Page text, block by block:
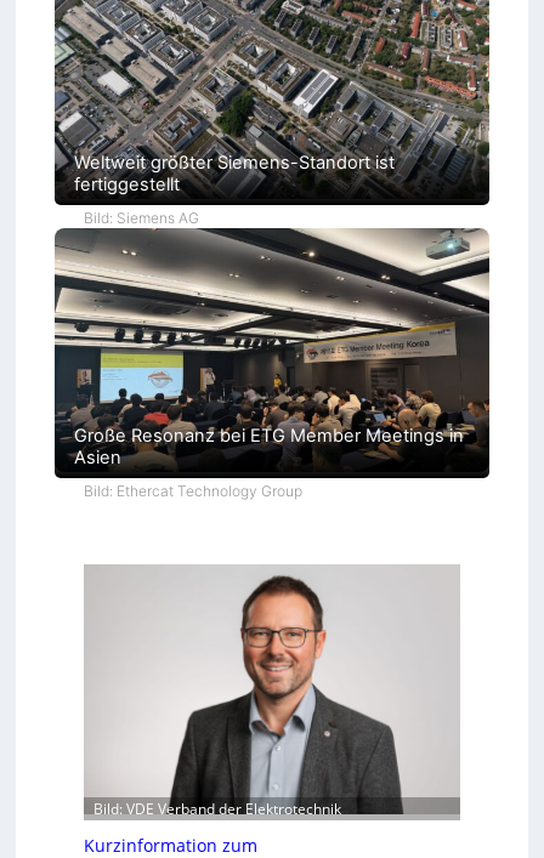
Weltweit größter Siemens-Standort ist
fertiggestellt
Bild: Siemens AG
Große Resonanz bei ETG Member Meetings in
Asien
Bild: Ethercat Technology Group
Bild: VDE Verband der Elektrotechnik
Kurzinformation zum